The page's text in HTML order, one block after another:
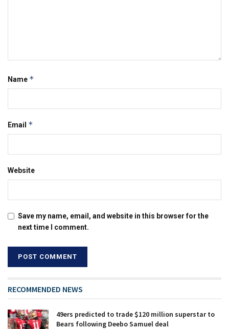
Name *
Email *
Website
Save my name, email, and website in this browser for the
next time I comment.
RECOMMENDED NEWS
49ers predicted to trade $120 million superstar to
Bears following Deebo Samuel deal